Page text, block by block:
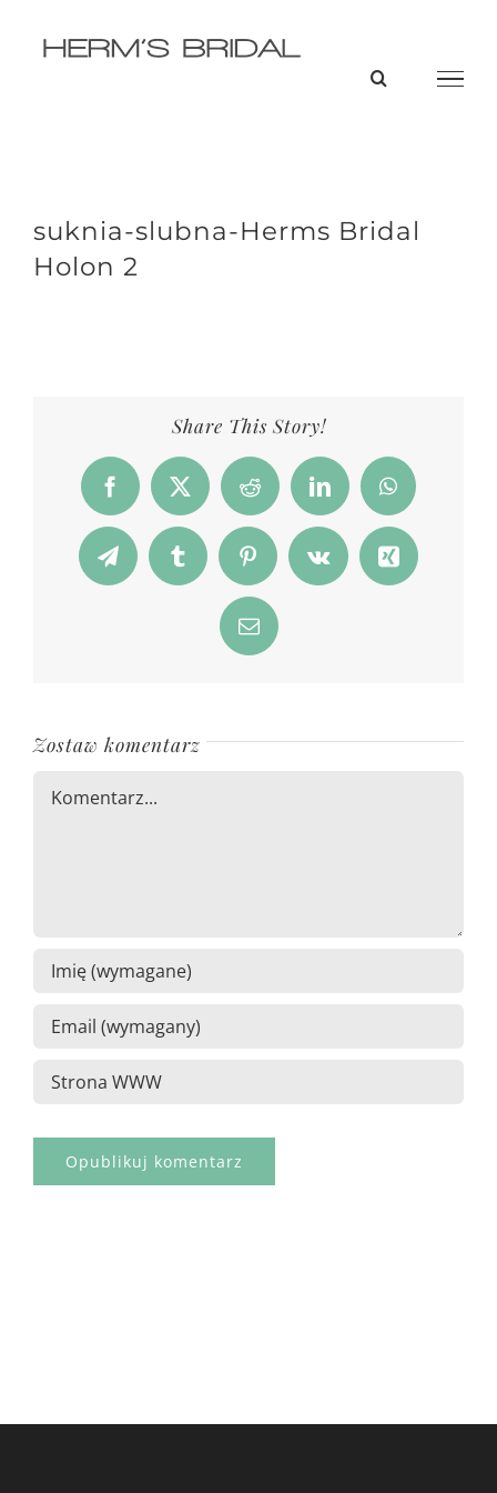
suknia-slubna-Herms Bridal
Holon 2
Share This Story!
Facebook
X Reddit LinkedInWhatsApp
TelegramTumblr PinterestVk Xing
Email
Zostaw komentarz
Comment